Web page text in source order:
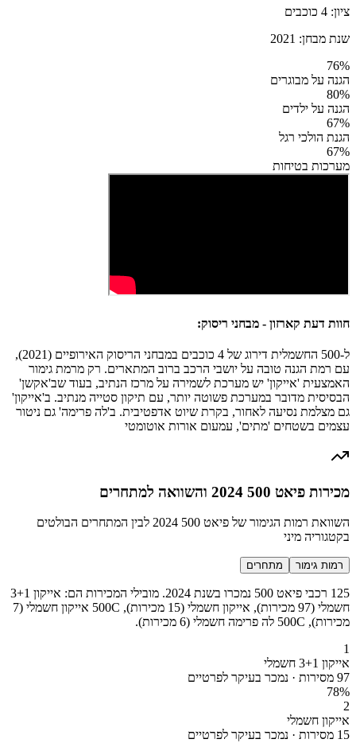
ציון: 4 כוכבים
שנת מבחן: 2021
76%
הגנה על מבוגרים
80%
הגנה על ילדים
67%
הגנת הולכי רגל
67%
מערכות בטיחות
חוות דעת קארזון - מבחני ריסוק:
ל-500 החשמלית דירוג של 4 כוכבים במבחני הריסוק האירופיים (2021),
עם רמת הגנה טובה על יושבי הרכב ברוב המתארים. רק מרמת גימור
האמצעית 'אייקון' יש מערכת לשמירה על מרכז הנתיב, בעוד שב'אקשן'
הבסיסית מדובר במערכת פשוטה יותר, עם תיקון סטייה מנתיב. ב'אייקון'
גם מצלמת נסיעה לאחור, בקרת שיוט אדפטיבית. ב'לה פרימה' גם ניטור
עצמים בשטחים 'מתים', עמעום אורות אוטומטי
מכירות פיאט 500 2024 והשוואה למתחרים
השוואת רמות הגימור של פיאט 500 2024 לבין המתחרים הבולטים
בקטגוריה מיני
רמות גימור מתחרים
125 רכבי פיאט 500 נמכרו בשנת 2024. מובילי המכירות הם: אייקון 3+1
חשמלי (97 מכירות), אייקון חשמלי (15 מכירות), 500C אייקון חשמלי (7
מכירות), 500C לה פרימה חשמלי (6 מכירות).
1
אייקון 3+1 חשמלי
97 מסירות · נמכר בעיקר לפרטיים
78%
2
אייקון חשמלי
15 מסירות · נמכר בעיקר לפרטיים